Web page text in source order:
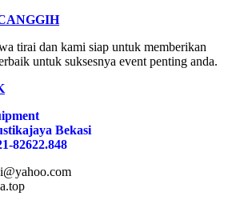
tirai dan kami siap untuk memberikan
untuk suksesnya event penting anda.
Bekasi
82622.848